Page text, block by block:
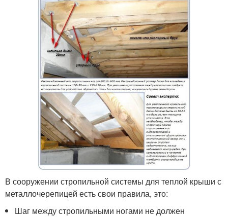
В сооружении стропильной системы для теплой крыши с
металлочерепицей есть свои правила, это:
Шаг между стропильными ногами не должен